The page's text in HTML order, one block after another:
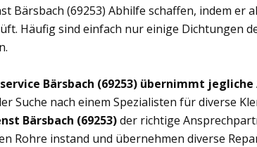
Bärsbach (69253) Abhilfe schaffen, indem er
Häufig sind einfach nur einige Dichtungen
Bärsbach (69253) übernimmt
Suche nach einem Spezialisten für diverse
Bärsbach (69253)der richtige
Rohre instand und übernehmen diverse